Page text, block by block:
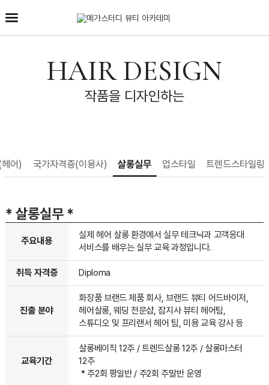
HAIR DESIGN
작품을 디자인하는
어) 국가자격증(이용사) 살롱실무 업스타일 트렌드스타일링
* 살롱실무*
주요내용
실제 헤어 살롱 환경에서 실무 테크닉과 고객응대
서비스를 배우는 실무 교육 과정입니다.
취득 자격증 Diploma
진출 분야
화장품 브랜드 제품 회사, 브랜드 뷰티 어드바이저,
헤어살롱, 웨딩 전문샵, 잡지사 뷰티 헤어팀,
스튜디오 및 프리랜서 헤어 팀, 미용 교육 강사 등
교육기간
살롱베이직 12주 / 트렌드살롱 12주 / 살롱마스터
12주
* 주2회 평일반 / 주2회 주말반 운영